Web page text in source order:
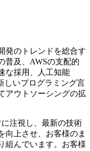
発のトレンドを総合す
普及、AWSの支配的
な採用、人工知能
しいプログラミング言
アウトソーシングの拡
注視し、最新の技術
向上させ、お客様のま
組んでいます。お客様